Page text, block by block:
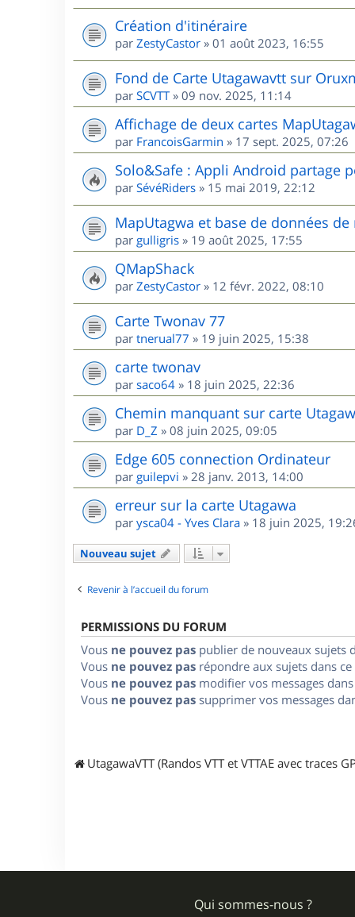
Création d'itinéraire
par ZestyCastor » 01 août 2023, 16:55
Fond de Carte Utagawavtt sur
par SCVTT» 09 nov. 2025, 11:14
Affichage de deux cartes
par FrancoisGarmin » 17 sept. 2025, 07:26
Solo&Safe : Appli Android partage
par SévéRiders » 15 mai 2019, 22:12
MapUtagwa et base de données de
par gulligris » 19 août 2025, 17:55
QMapShack
par ZestyCastor » 12 févr. 2022, 08:10
Carte Twonav 77
par tnerual77 » 19 juin 2025, 15:38
carte twonav
par saco64 » 18 juin 2025, 22:36
Chemin manquant sur carte
par D_Z » 08 juin 2025, 09:05
Edge 605 connection Ordinateur
par guilepvi » 28 janv. 2013, 14:00
erreur sur la carte Utagawa
par ysca04 - Yves Clara » 18 juin 2025,
Nouveau sujet
Revenir à l’accueil du forum
PERMISSIONS DU FORUM
Vous ne pouvez pas publier de nouveaux sujets
Vous ne pouvez pas répondre aux sujets dans
Vous ne pouvez pas modifier vos messages
Vous ne pouvez pas supprimer vos messages
UtagawaVTT (Randos VTT et VTTAE avec traces
Qui sommes-nous ?